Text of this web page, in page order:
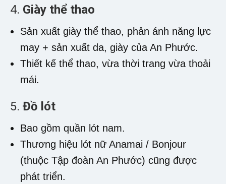
4. Giày thể thao
Sản xuất giày thể thao, phản ánh năng lực
may + sản xuất da, giày của An Phước.
Thiết kế thể thao, vừa thời trang vừa thoải
mái.
5. Đồ lót
Bao gồm quần lót nam.
Thương hiệu lót nữ Anamai / Bonjour
(thuộc Tập đoàn An Phước) cũng được
phát triển.